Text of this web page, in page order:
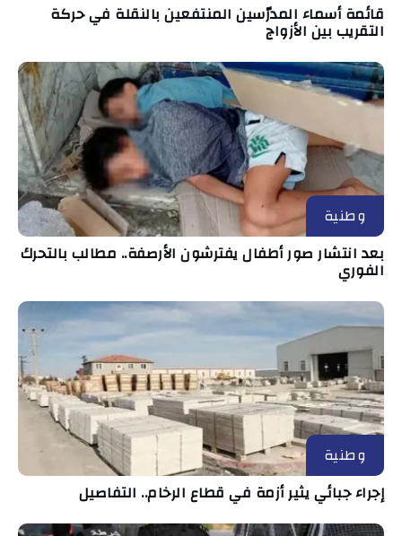
قائمة أسماء المدرّسين المنتفعين بالنقلة في حركة
التقريب بين الأزواج
وطنية
بعد انتشار صور أطفال يفترشون الأرصفة.. مطالب بالتحرك
الفوري
وطنية
إجراء جبائي يثير أزمة في قطاع الرخام.. التفاصيل